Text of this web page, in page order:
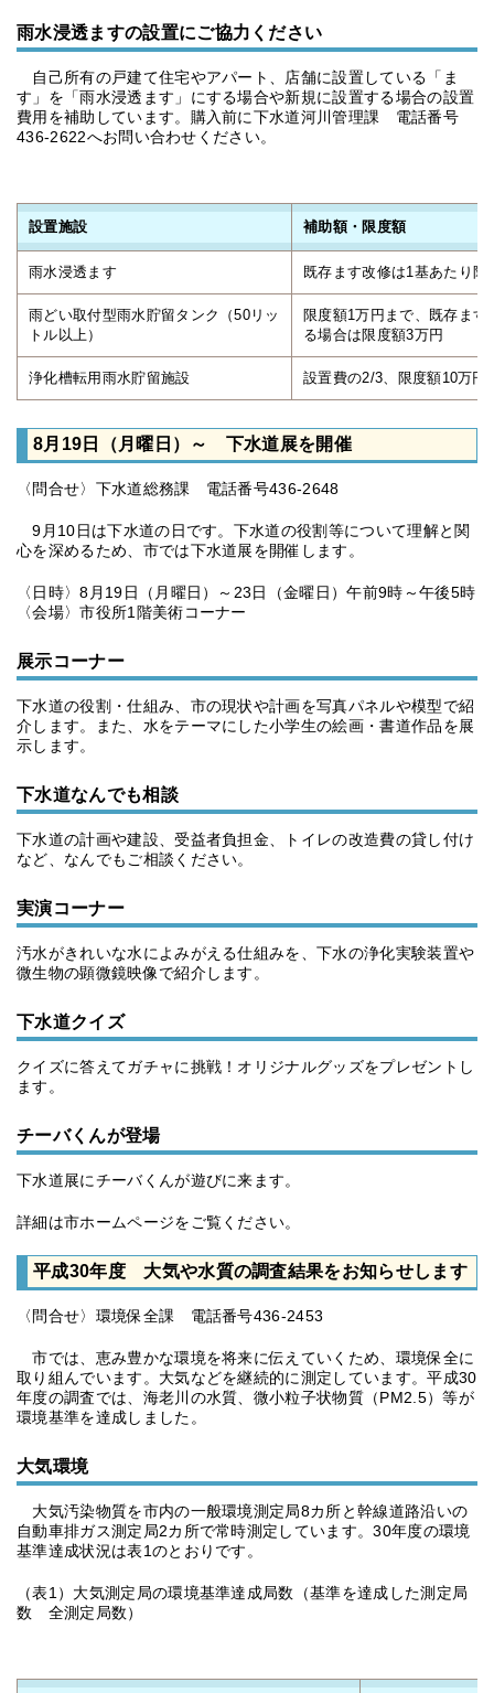
雨水浸透ますの設置にご協力ください
自己所有の戸建て住宅やアパート、店舗に設置している「ま
す」を「雨水浸透ます」にする場合や新規に設置する場合の設置
費用を補助しています。購入前に下水道河川管理課 電話番号
436-2622へお問い合わせください。
設置施設 補助額・限度額
雨水浸透ます 既存ます改修は1基あたり
雨どい取付型雨水貯留タンク（50リッ
トル以上）
限度額1万円まで、既存ま
る場合は限度額3万円
浄化槽転用雨水貯留施設 設置費の2/3、限度額10万円
8月19日（月曜日）～ 下水道展を開催
〈問合せ〉下水道総務課 電話番号436-2648
9月10日は下水道の日です。下水道の役割等について理解と関
心を深めるため、市では下水道展を開催します。
〈日時〉8月19日（月曜日）～23日（金曜日）午前9時～午後5時
〈会場〉市役所1階美術コーナー
展示コーナー
下水道の役割・仕組み、市の現状や計画を写真パネルや模型で紹
介します。また、水をテーマにした小学生の絵画・書道作品を展
示します。
下水道なんでも相談
下水道の計画や建設、受益者負担金、トイレの改造費の貸し付け
など、なんでもご相談ください。
実演コーナー
汚水がきれいな水によみがえる仕組みを、下水の浄化実験装置や
微生物の顕微鏡映像で紹介します。
下水道クイズ
クイズに答えてガチャに挑戦！オリジナルグッズをプレゼントし
ます。
チーバくんが登場
下水道展にチーバくんが遊びに来ます。
詳細は市ホームページをご覧ください。
平成30年度 大気や水質の調査結果をお知らせします
〈問合せ〉環境保全課 電話番号436-2453
市では、恵み豊かな環境を将来に伝えていくため、環境保全に
取り組んでいます。大気などを継続的に測定しています。平成30
年度の調査では、海老川の水質、微小粒子状物質（PM2.5）等が
環境基準を達成しました。
大気環境
大気汚染物質を市内の一般環境測定局8カ所と幹線道路沿いの
自動車排ガス測定局2カ所で常時測定しています。30年度の環境
基準達成状況は表1のとおりです。
（表1）大気測定局の環境基準達成局数（基準を達成した測定局
数 全測定局数）